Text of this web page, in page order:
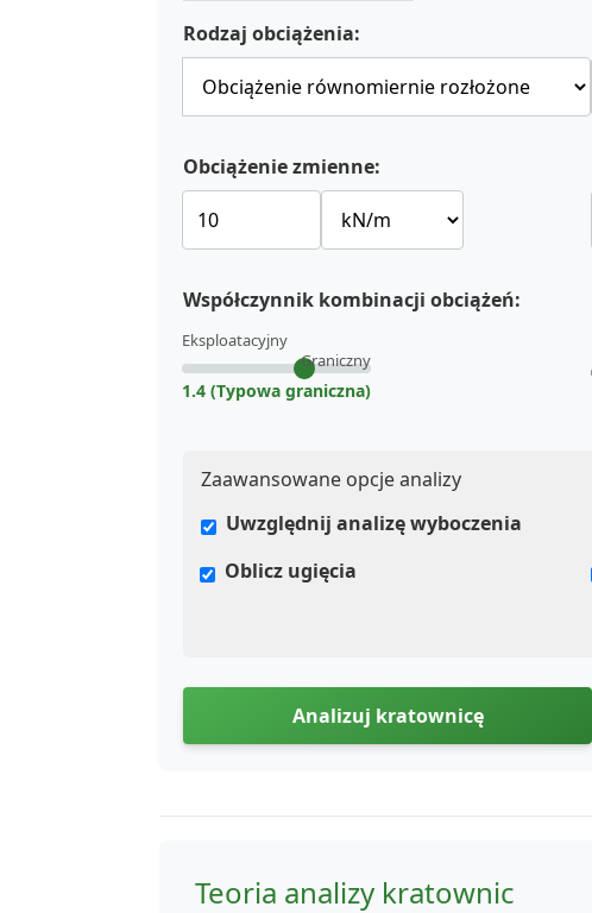
Rodzaj obciążenia:
Obciążenie zmienne:
Współczynnik kombinacji obciążeń:
Eksploatacyjny
Graniczny
1.4 (Typowa graniczna)
Zaawansowane opcje analizy
Uwzględnij analizę wyboczenia
Oblicz ugięcia
Analizuj kratownicę
Teoria analizy kratownic